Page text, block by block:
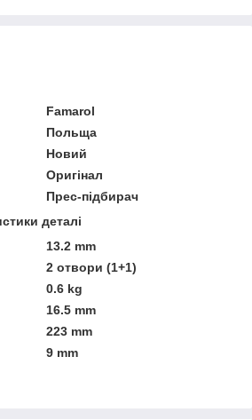
Famarol
Польща
Новий
Оригінал
Прес-підбирач
деталі
13.2 mm
2 отвори (1+1)
0.6 kg
16.5 mm
223 mm
9 mm